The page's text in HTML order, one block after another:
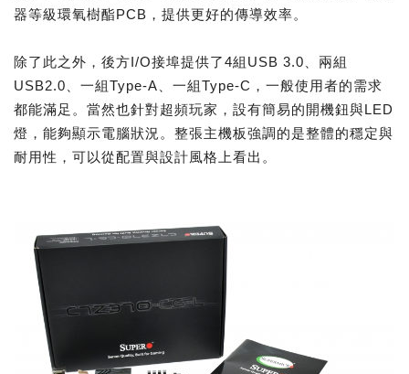
器等級環氧樹酯PCB，提供更好的傳導效率。
除了此之外，後方I/O接埠提供了4組USB 3.0、兩組
USB2.0、一組Type-A、一組Type-C，一般使用者的需求
都能滿足。當然也針對超頻玩家，設有簡易的開機鈕與LED
燈，能夠顯示電腦狀況。整張主機板強調的是整體的穩定與
耐用性，可以從配置與設計風格上看出。